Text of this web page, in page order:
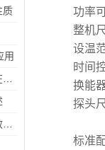
质
用
功率
整机
设温
时间
换能
探头
标准